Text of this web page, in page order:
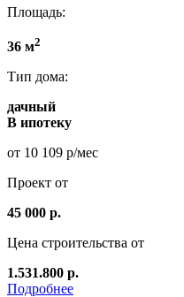
Площадь:
36 м2
Тип дома:
дачный
В ипотеку
от 10 109 р/мес
Проект от
45 000 р.
Цена строительства от
1.531.800 р.
Подробнее